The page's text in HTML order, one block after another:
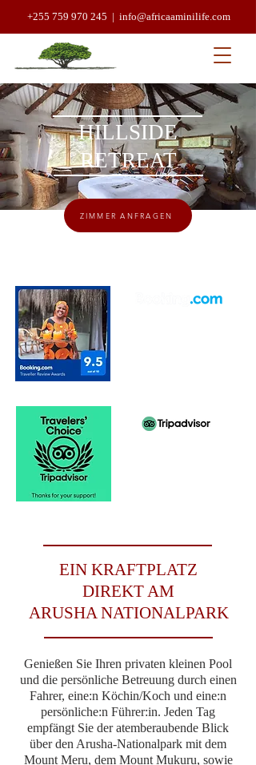
+255 759 970 245 | info@africaaminilife.com
HILLSIDE
RETREAT
ZIMMER ANFRAGEN
EIN KRAFTPLATZ
DIREKT AM
ARUSHA NATIONALPARK
Genießen Sie Ihren privaten kleinen Pool
und die persönliche Betreuung durch einen
Fahrer, eine:n Köchin/Koch und eine:n
persönliche:n Führer:in. Jeden Tag
empfängt Sie der atemberaubende Blick
über den Arusha-Nationalpark mit dem
Mount Meru, dem Mount Mukuru, sowie